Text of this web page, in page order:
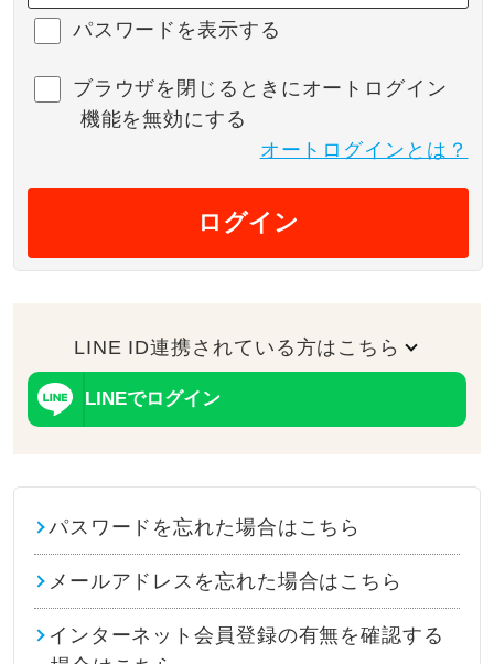
パスワードを表示する
ブラウザを閉じるときにオートログイン
機能を無効にする
オートログインとは？
ログイン
LINE ID連携されている方はこちら
LINEでログイン
パスワードを忘れた場合はこちら
メールアドレスを忘れた場合はこちら
インターネット会員登録の有無を確認する